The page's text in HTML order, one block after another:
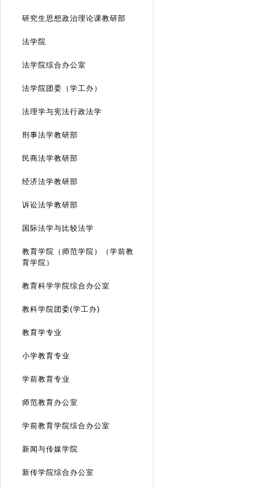
研究生思想政治理论课教研部
法学院
法学院综合办公室
法学院团委（学工办）
法理学与宪法行政法学
刑事法学教研部
民商法学教研部
经济法学教研部
诉讼法学教研部
国际法学与比较法学
教育学院（师范学院）（学前教
育学院）
教育科学学院综合办公室
教科学院团委(学工办)
教育学专业
小学教育专业
学前教育专业
师范教育办公室
学前教育学院综合办公室
新闻与传媒学院
新传学院综合办公室